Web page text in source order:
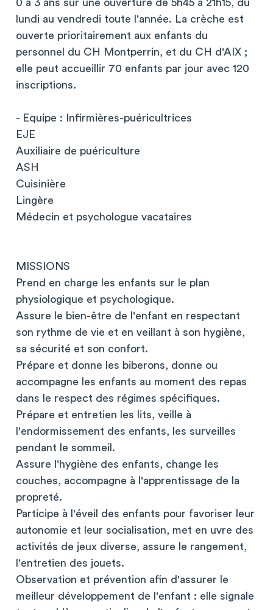
0 à 3 ans sur une ouverture de 5h45 à 21h15, du
lundi au vendredi toute l'année. La crèche est
ouverte prioritairement aux enfants du
personnel du CH Montperrin, et du CH d'AIX ;
elle peut accueillir 70 enfants par jour avec 120
inscriptions.
- Equipe : Infirmières-puéricultrices
EJE
Auxiliaire de puériculture
ASH
Cuisinière
Lingère
Médecin et psychologue vacataires
MISSIONS
Prend en charge les enfants sur le plan
physiologique et psychologique.
Assure le bien-être de l'enfant en respectant
son rythme de vie et en veillant à son hygiène,
sa sécurité et son confort.
Prépare et donne les biberons, donne ou
accompagne les enfants au moment des repas
dans le respect des régimes spécifiques.
Prépare et entretien les lits, veille à
l'endormissement des enfants, les surveilles
pendant le sommeil.
Assure l'hygiène des enfants, change les
couches, accompagne à l'apprentissage de la
propreté.
Participe à l'éveil des enfants pour favoriser leur
autonomie et leur socialisation, met en uvre des
activités de jeux diverse, assure le rangement,
l'entretien des jouets.
Observation et prévention afin d'assurer le
meilleur développement de l'enfant : elle signale